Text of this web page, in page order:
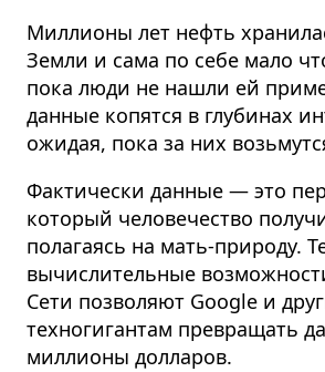
Миллионы лет нефть
Земли и сама по себе мало
пока люди не нашли ей
данные копятся в глубинах
ожидая, пока за них
Фактически данные — это
который человечество
полагаясь на мать-природу.
вычислительные
Сети позволяют Google и
техногигантам превращать
миллионы долларов.